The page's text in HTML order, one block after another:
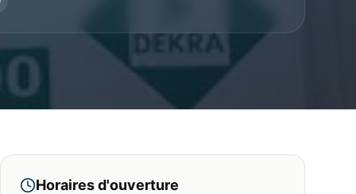
Horaires d'ouverture